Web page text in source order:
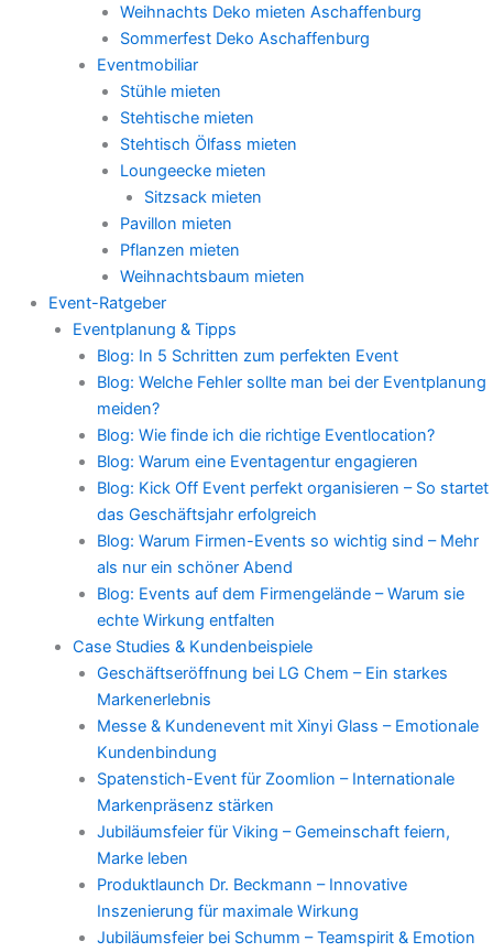
Weihnachts Deko mieten Aschaffenburg
Sommerfest Deko Aschaffenburg
Eventmobiliar
Stühle mieten
Stehtische mieten
Stehtisch Ölfass mieten
Loungeecke mieten
Sitzsack mieten
Pavillon mieten
Pflanzen mieten
Weihnachtsbaum mieten
Event-Ratgeber
Eventplanung & Tipps
Blog: In 5 Schritten zum perfekten Event
Blog: Welche Fehler sollte man bei der Eventplanung
meiden?
Blog: Wie finde ich die richtige Eventlocation?
Blog: Warum eine Eventagentur engagieren
Blog: Kick Off Event perfekt organisieren – So startet
das Geschäftsjahr erfolgreich
Blog: Warum Firmen-Events so wichtig sind – Mehr
als nur ein schöner Abend
Blog: Events auf dem Firmengelände – Warum sie
echte Wirkung entfalten
Case Studies & Kundenbeispiele
Geschäftseröffnung bei LG Chem – Ein starkes
Markenerlebnis
Messe & Kundenevent mit Xinyi Glass – Emotionale
Kundenbindung
Spatenstich-Event für Zoomlion – Internationale
Markenpräsenz stärken
Jubiläumsfeier für Viking – Gemeinschaft feiern,
Marke leben
Produktlaunch Dr. Beckmann – Innovative
Inszenierung für maximale Wirkung
Jubiläumsfeier bei Schumm – Teamspirit & Emotion